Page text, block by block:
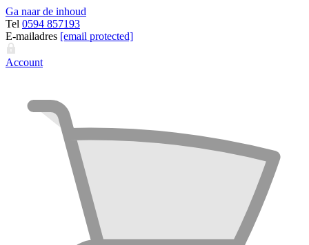
Ga naar de inhoud
Tel 0594 857193
E-mailadres [email protected]
Account